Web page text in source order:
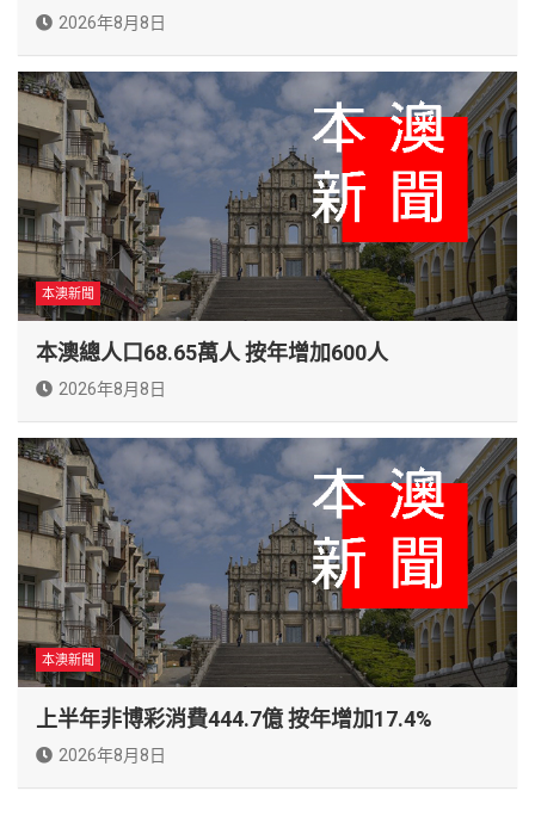
2026年8月8日
本澳新聞
本澳總人口68.65萬人 按年增加600人
2026年8月8日
本澳新聞
上半年非博彩消費444.7億 按年增加17.4%
2026年8月8日